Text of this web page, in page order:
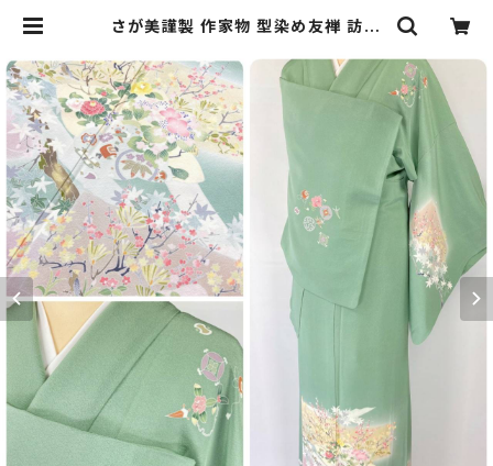
さが美謹製 作家物 型染め友禅 訪問
2 | kimono Re:和 [online stor
e] キモノリワ 着物 帯